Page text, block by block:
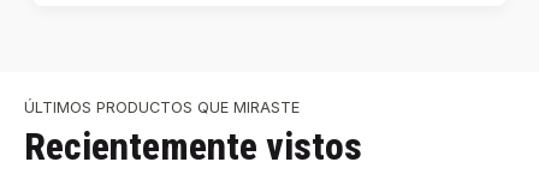
ÚLTIMOS PRODUCTOS QUE MIRASTE
Recientemente vistos